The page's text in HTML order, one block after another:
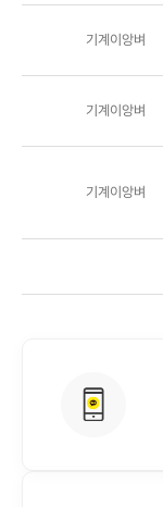
기계이앙벼
기계이앙벼
기계이앙벼